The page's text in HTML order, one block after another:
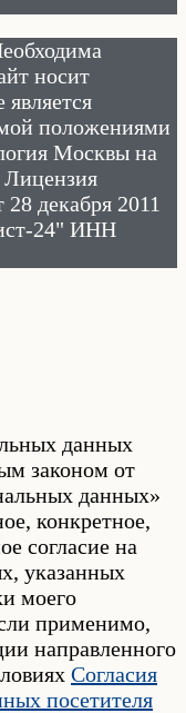
носит
положениями
Москвы на
Лицензия
декабря 2011
24" ИНН
данных
законом от
данных»
конкретное,
согласие на
указанных
моего
применимо,
направленного
Согласия
посетителя